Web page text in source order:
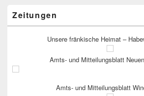
Zeitungen
Unsere fränkische Heimat –
Amts- und Mitteilungsblatt
Amts- und Mitteilungsblatt